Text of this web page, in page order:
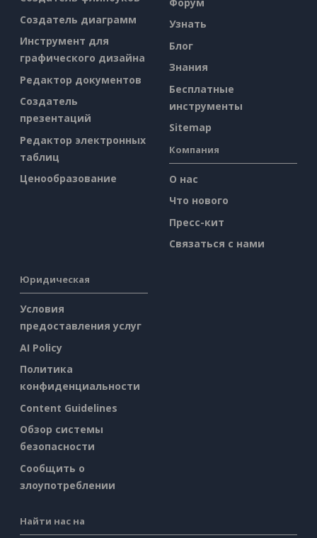
Создатель диаграмм
Инструмент для
графического дизайна
Редактор документов
Создатель
презентаций
Редактор электронных
таблиц
Ценообразование
Узнать
Блог
Знания
Бесплатные
инструменты
Sitemap
Компания
О нас
Что нового
Пресс-кит
Связаться с нами
Юридическая
Условия
предоставления услуг
AI Policy
Политика
конфиденциальности
Content Guidelines
Обзор системы
безопасности
Сообщить о
злоупотреблении
Найти нас на